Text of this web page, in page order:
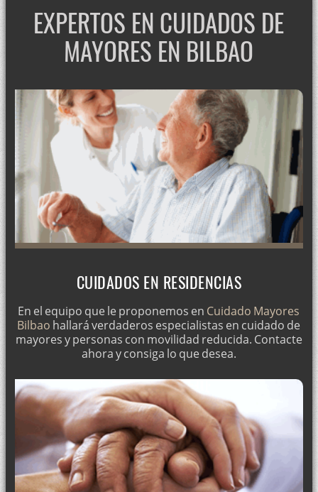
EXPERTOS EN CUIDADOS DE
MAYORES EN BILBAO
CUIDADOS EN RESIDENCIAS
En el equipo que le proponemos en Cuidado Mayores
Bilbao hallará verdaderos especialistas en cuidado de
mayores y personas con movilidad reducida. Contacte
ahora y consiga lo que desea.